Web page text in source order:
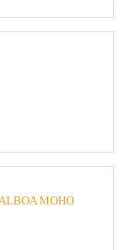
МОНО